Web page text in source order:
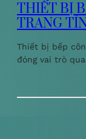
THIẾT BỊ
TRANG
Thiết bị bếp
đóng vai trò